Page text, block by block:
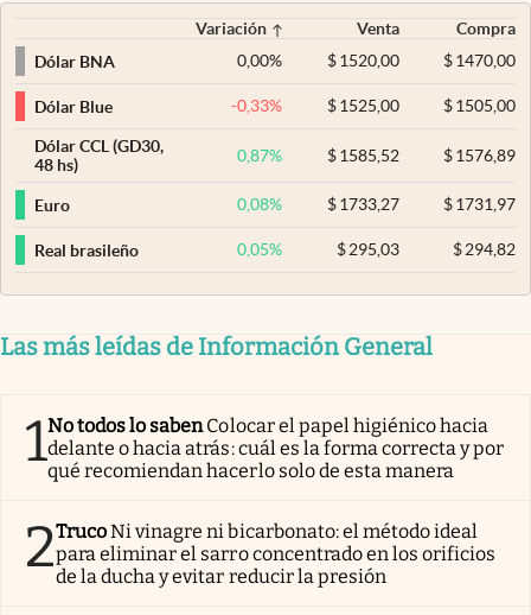
Variación Venta
Compra
Dólar BNA
0,00% $ 1520,00 $1470,00
Dólar Blue -0,33% $ 1525,00 $1505,00
Dólar CCL (GD30,
48 hs)
0,87% $ 1585,52 $1576,89
Euro 0,08% $ 1733,27 $1731,97
Real brasileño 0,05% $295,03 $294,82
Las más leídas de Información General
1No todos lo sabenColocar el papel higiénico hacia
delante o hacia atrás: cuál es la forma correcta y por
qué recomiendan hacerlo solo de esta manera
2TrucoNi vinagre ni bicarbonato: el método ideal
para eliminar el sarro concentrado en los orificios
de la ducha y evitar reducir la presión